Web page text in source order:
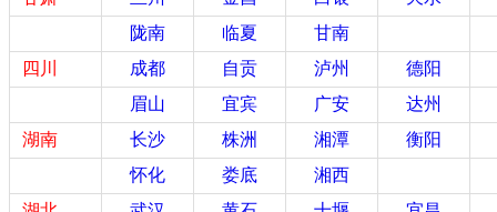
陇南
临夏
甘南
四川
成都 自贡 泸州
德阳
眉山
宜宾 广安
达州
湖南
长沙 株洲 湘潭
衡阳
怀化
娄底
湘西